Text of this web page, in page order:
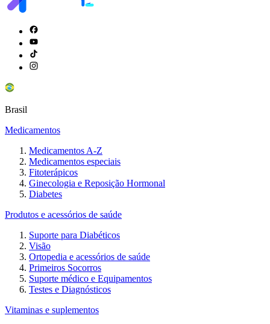
Brasil
Medicamentos
Medicamentos A-Z
Medicamentos especiais
Fitoterápicos
Ginecologia e Reposição Hormonal
Diabetes
Produtos e acessórios de saúde
Suporte para Diabéticos
Visão
Ortopedia e acessórios de saúde
Primeiros Socorros
Suporte médico e Equipamentos
Testes e Diagnósticos
Vitaminas e suplementos